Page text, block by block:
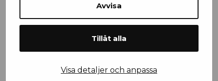
Avvisa
Tillåt alla
Visa detaljer och anpassa
Efternamn